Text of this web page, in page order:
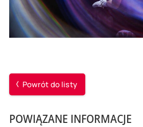
Powrót do listy
POWIĄZANE INFORMACJE